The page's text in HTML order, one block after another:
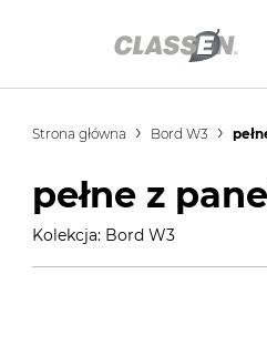
Strona główna Bord W3
pełne z
Kolekcja: Bord W3